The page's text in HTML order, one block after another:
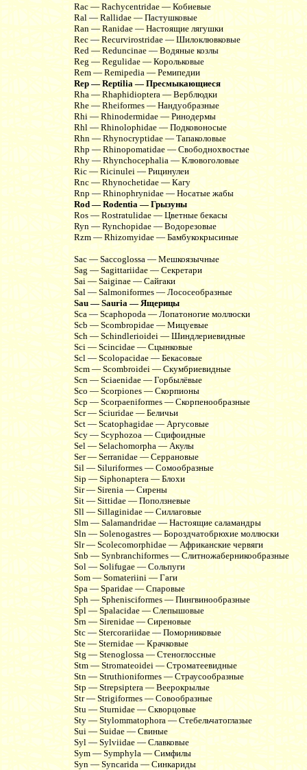
Rac — Rachycentridae — Кобиевые
Ral — Rallidae — Пастушковые
Ran — Ranidae — Настоящие лягушки
Rec — Recurvirostridae — Шилоклювковые
Red — Reduncinae — Водяные козлы
Reg — Regulidae — Корольковые
Rem — Remipedia — Ремипедии
Rep — Reptilia — Пресмыкающиеся
Rha — Rhaphidioptera — Верблюдки
Rhe — Rheiformes — Нандуобразные
Rhi — Rhinodermidae — Ринодермы
Rhl — Rhinolophidae — Подковоносые
Rhn — Rhynocryptidae — Тапаколовые
Rhp — Rhinopomatidae — Свободнохвостые
Rhy — Rhynchocephalia — Клювоголовые
Ric — Ricinulei — Рицинулеи
Rnc — Rhynochetidae — Кагу
Rnp — Rhinophrynidae — Носатые жабы
Rod — Rodentia — Грызуны
Ros — Rostratulidae — Цветные бекасы
Ryn — Rynchopidae — Водорезовые
Rzm — Rhizomyidae — Бамбукокрысиные
Sac — Saccoglossa — Мешкоязычные
Sag — Sagittariidae — Секретари
Sai — Saiginae — Сайгаки
Sal — Salmoniformes — Лососеобразные
Sau — Sauria — Ящерицы
Sca — Scaphopoda — Лопатоногие моллюски
Scb — Scombropidae — Мицуевые
Sch — Schindlerioidei — Шиндлериевидные
Sci — Scincidae — Сцынковые
Scl — Scolopacidae — Бекасовые
Scm — Scombroidei — Скумбриевидные
Scn — Sciaenidae — Горбылёвые
Sco — Scorpiones — Скорпионы
Scp — Scorpaeniformes — Скорпенообразные
Scr — Sciuridae — Беличьи
Sct — Scatophagidae — Аргусовые
Scy — Scyphozoa — Сцифоидные
Sel — Selachomorpha — Акулы
Ser — Serranidae — Серрановые
Sil — Siluriformes — Сомообразные
Sip — Siphonaptera — Блохи
Sir — Sirenia — Сирены
Sit — Sittidae — Поползневые
Sll — Sillaginidae — Силлаговые
Slm — Salamandridae — Настоящие саламандры
Sln — Solenogastres — Бороздчатобрюхие моллюски
Slr — Scolecomorphidae — Африканские червяги
Snb — Synbranchiformes — Слитножаберникообразные
Sol — Solifugae — Сольпуги
Som — Somateriini — Гаги
Spa — Sparidae — Спаровые
Sph — Sphenisciformes — Пингвинообразные
Spl — Spalacidae — Слепышовые
Srn — Sirenidae — Сиреновые
Stc — Stercorariidae — Поморниковые
Ste — Sternidae — Крачковые
Stg — Stenoglossa — Стеноглоссные
Stm — Stromateoidei — Строматеевидные
Stn — Struthioniformes — Страусообразные
Stp — Strepsiptera — Веерокрылые
Str — Strigiformes — Совообразные
Stu — Sturnidae — Скворцовые
Sty — Stylommatophora — Стебельчатоглазые
Sui — Suidae — Свиные
Syl — Sylviidae — Славковые
Sym — Symphyla — Симфилы
Syn — Syncarida — Синкариды